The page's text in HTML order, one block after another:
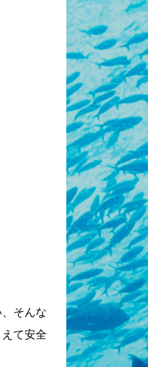
そんな
て安全